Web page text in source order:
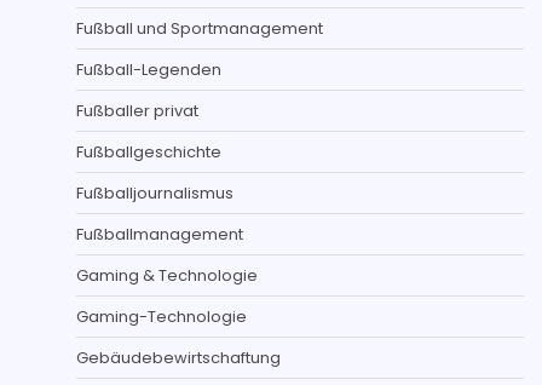
Fußball und Sportmanagement
Fußball-Legenden
Fußballer privat
Fußballgeschichte
Fußballjournalismus
Fußballmanagement
Gaming & Technologie
Gaming-Technologie
Gebäudebewirtschaftung